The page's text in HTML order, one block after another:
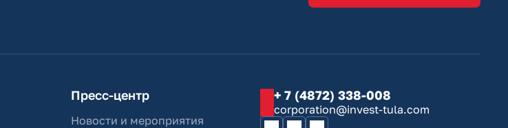
Пресс-центр
Новости и мероприятия
+ 7 (4872) 338-008
corporation@invest-tula.com